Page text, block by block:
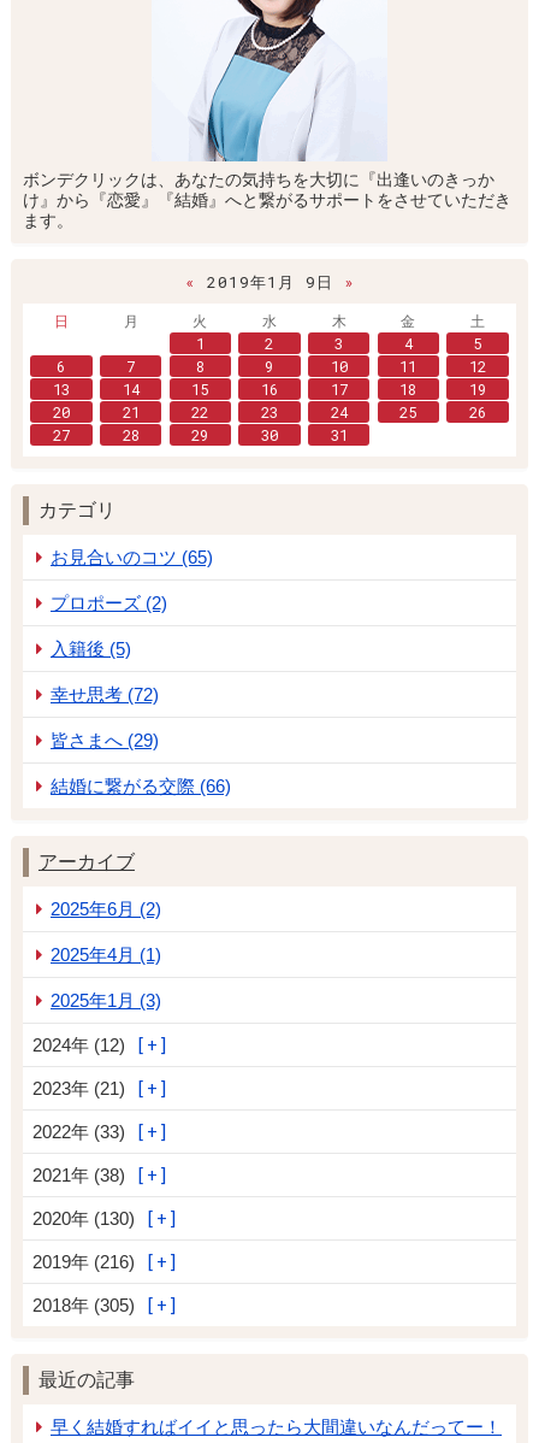
ボンデクリックは、あなたの気持ちを大切に『出逢いのきっか
け』から『恋愛』『結婚』へと繋がるサポートをさせていただき
ます。
« 2019年1月 9日
»
日
月 火 水 木 金
土
1
2 3 4
5
6
7 8 9 10 11
12
13
14 15 16 17 18
19
20
21 22 23 24 25
26
27
28 29 30 31
カテゴリ
お見合いのコツ (65)
プロポーズ (2)
入籍後 (5)
幸せ思考 (72)
皆さまへ (29)
結婚に繋がる交際 (66)
アーカイブ
2025年6月 (2)
2025年4月 (1)
2025年1月 (3)
2024年 (12)
2023年 (21)
2022年 (33)
2021年 (38)
2020年 (130)
2019年 (216)
2018年 (305)
最近の記事
早く結婚すればイイと思ったら大間違いなんだってー！